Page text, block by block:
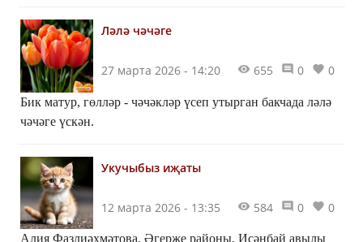
Ләлә чәчәге
27 марта 2026 - 14:20 655 0 0
Бик матур, гөлләр - чәчәкләр үсеп утырган бакчада ләлә
чәчәге үскән.
Укучыбыз иҗаты
12 марта 2026 - 13:35 584 0 0
Алия Фазлиәхмәтова, Әгерҗе районы, Исәнбай авылы